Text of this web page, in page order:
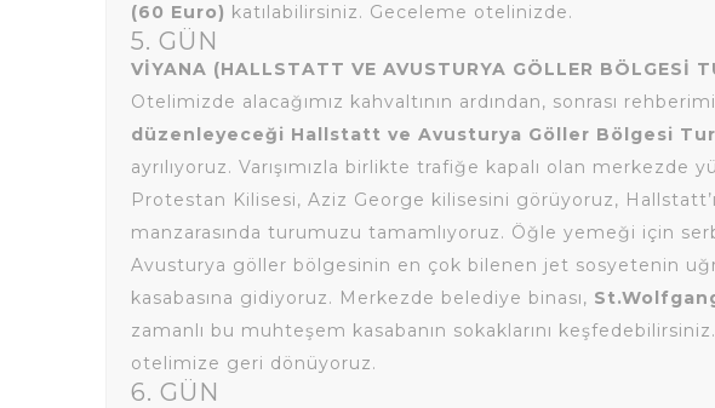
(60 Euro) katılabilirsiniz. Geceleme otelinizde.
5. GÜN
VİYANA (HALLSTATT VE AVUSTURYA GÖLLER BÖLGESİ
Otelimizde alacağımız kahvaltının ardından, sonrası
düzenleyeceği Hallstatt ve Avusturya Göller Bölgesi
ayrılıyoruz. Varışımızla birlikte trafiğe kapalı olan merkezde
Protestan Kilisesi, Aziz George kilisesini görüyoruz,
manzarasında turumuzu tamamlıyoruz. Öğle yemeği için
Avusturya göller bölgesinin en çok bilenen jet sosyetenin
kasabasına gidiyoruz. Merkezde belediye binası,
zamanlı bu muhteşem kasabanın sokaklarını
otelimize geri dönüyoruz.
6. GÜN